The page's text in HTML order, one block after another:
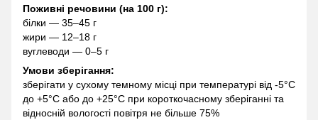
Поживні речовини (на 100 г):
білки — 35–45 г
жири — 12–18 г
вуглеводи — 0–5 г
Умови зберігання:
зберігати у сухому темному місці при температурі від -5°C
до +5°C або до +25°C при короткочасному зберіганні та
відносній вологості повітря не більше 75%